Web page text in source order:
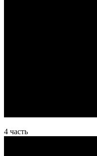
4 часть